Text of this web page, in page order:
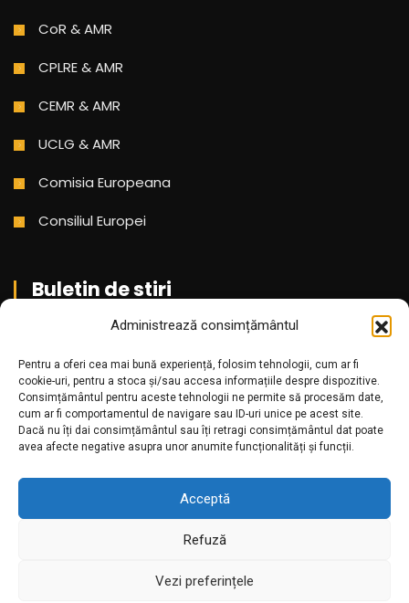
Administrează consimțământul
Pentru a oferi cea mai bună experiență, folosim tehnologii, cum ar fi
cookie-uri, pentru a stoca și/sau accesa informațiile despre dispozitive.
Consimțământul pentru aceste tehnologii ne permite să procesăm date,
cum ar fi comportamentul de navigare sau ID-uri unice pe acest site.
Dacă nu îți dai consimțământul sau îți retragi consimțământul dat poate
avea afecte negative asupra unor anumite funcționalități și funcții.
Acceptă
Refuză
Vezi preferințele
CoR & AMR
CPLRE & AMR
CEMR & AMR
UCLG & AMR
Comisia Europeana
Consiliul Europei
Buletin de stiri
Aboneaza-te pentru a primi cele mai noi stiri din partea
noastra!